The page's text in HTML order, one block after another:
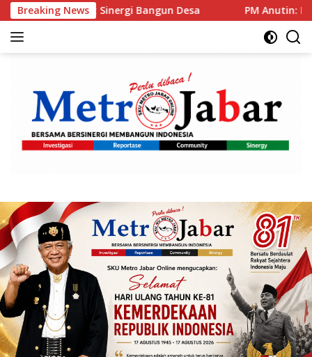
Langsung
ke
konten
Breaking News
Bangun Desa PM Anutin: Indonesia dan Tailan